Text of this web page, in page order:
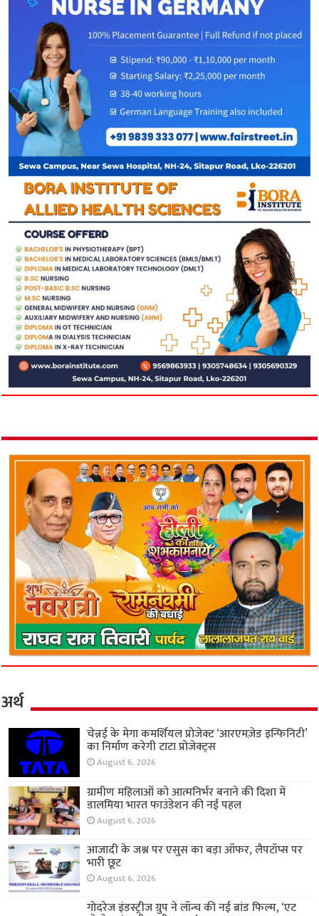
अर्थ
चेन्नई के मेगा कमर्शियल प्रोजेक्ट ‘आरएमज़ेड इन्फिनिटी’
का निर्माण करेगी टाटा प्रोजेक्ट्स
August 6, 2026
ग्रामीण महिलाओं को आत्मनिर्भर बनाने की दिशा में
डालमिया भारत फाउंडेशन की नई पहल
August 6, 2026
आजादी के जश्न पर एसुस का बड़ा ऑफर, लैपटॉप्स पर
भारी छूट
August 6, 2026
गोदरेज इंडस्ट्रीज ग्रुप ने लॉन्च की नई ब्रांड फिल्म, ‘एट